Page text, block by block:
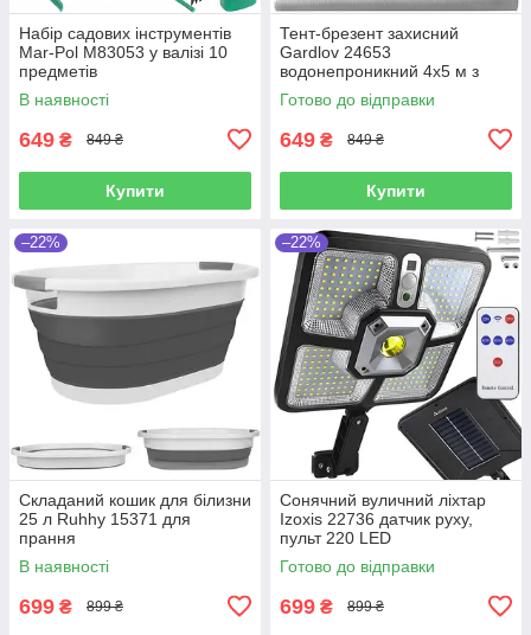
Набір садових інструментів
Mar-Pol M83053 у валізі 10
предметів
В наявності
649 ₴ 849 ₴
Купити
Тент-брезент захисний
Gardlov 24653
водонепроникний 4х5 м з
люверсами
Готово до відправки
649 ₴ 849 ₴
Купити
–22%
Складаний кошик для білизни
25 л Ruhhy 15371 для
прання
В наявності
699 ₴ 899 ₴
–22%
Сонячний вуличний ліхтар
Izoxis 22736 датчик руху,
пульт 220 LED
Готово до відправки
699 ₴ 899 ₴